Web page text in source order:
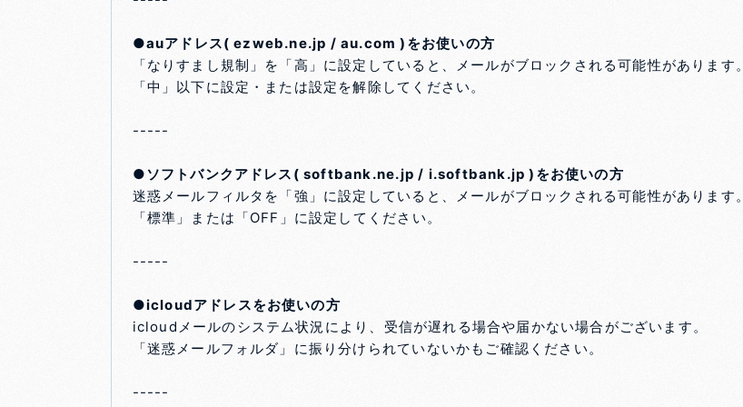
●auアドレス( ezweb.ne.jp / au.com )をお使いの方
「なりすまし規制」を「高」に設定していると、メールがブロックされる可能性があります。
「中」以下に設定・または設定を解除してください。
-----
●ソフトバンクアドレス( softbank.ne.jp / i.softbank.jp )をお使いの方
迷惑メールフィルタを「強」に設定していると、メールがブロックされる可能性があります。
「標準」または「OFF」に設定してください。
-----
●icloudアドレスをお使いの方
icloudメールのシステム状況により、受信が遅れる場合や届かない場合がございます。
「迷惑メールフォルダ」に振り分けられていないかもご確認ください。
-----